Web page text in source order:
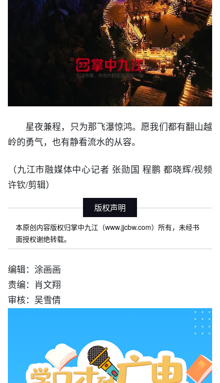
星夜兼程，只为那飞瀑惊鸿。 愿我们都有翻山越
岭的勇气，也有静看流水的从容。
（九江市融媒体中心记者 张勋国 程鹏 都晓辉/视频
许钦/剪辑）
版权声明
本原创内容版权归掌中九江（www.jjcbw.com）所有，未经书
面授权谢绝转载。
编辑：涂画画
责编：肖文翔
审核：吴雪倩